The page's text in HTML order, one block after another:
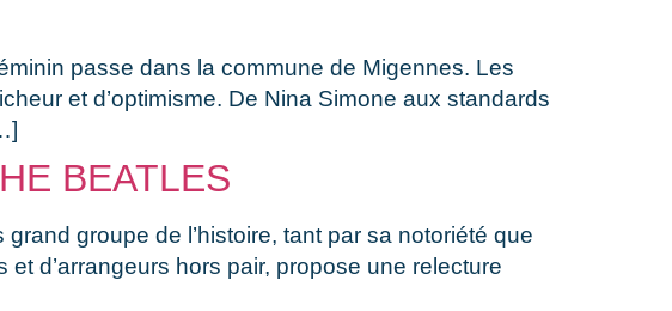
passe dans la commune de Migennes. Les
et d’optimisme. De Nina Simone aux standards
BEATLES
groupe de l’histoire, tant par sa notoriété que
d’arrangeurs hors pair, propose une relecture